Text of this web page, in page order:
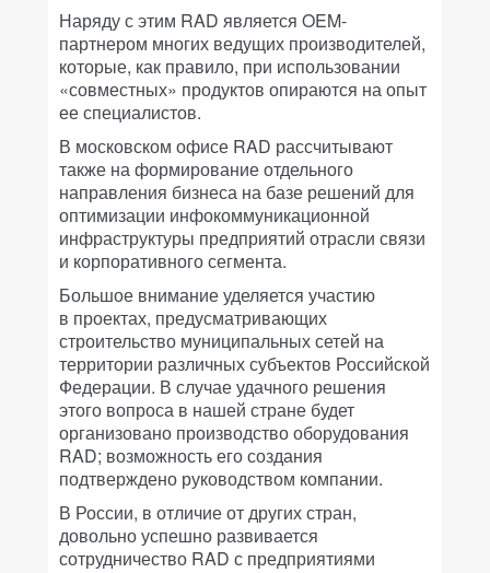
Наряду с этим RAD является OEM-
партнером многих ведущих производителей,
которые, как правило, при использовании
«совместных» продуктов опираются на опыт
ее специалистов.
В московском офисе RAD рассчитывают
также на формирование отдельного
направления бизнеса на базе решений для
оптимизации инфокоммуникационной
инфраструктуры предприятий отрасли связи
и корпоративного сегмента.
Большое внимание уделяется участию
в проектах, предусматривающих
строительство муниципальных сетей на
территории различных субъектов Российской
Федерации. В случае удачного решения
этого вопроса в нашей стране будет
организовано производство оборудования
RAD; возможность его создания
подтверждено руководством компании.
В России, в отличие от других стран,
довольно успешно развивается
сотрудничество RAD с предприятиями